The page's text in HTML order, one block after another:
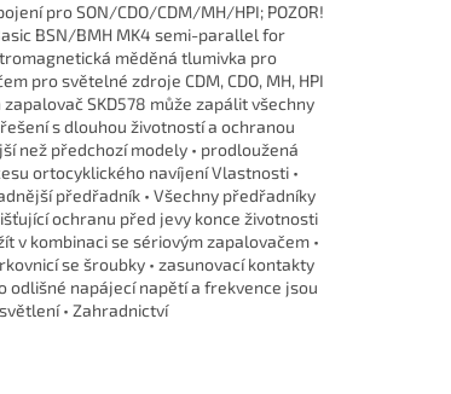
pro SON/CDO/CDM/MH/HPI; POZOR!
BSN/BMH MK4 semi-parallel for
měděná tlumivka pro
pro světelné zdroje CDM, CDO, MH, HPI
zapalovač SKD578 může zapálit všechny
s dlouhou životností a ochranou
než předchozí modely • prodloužená
ortocyklického navíjení Vlastnosti •
předřadník • Všechny předřadníky
ochranu před jevy konce životnosti
v kombinaci se sériovým zapalovačem •
se šroubky • zasunovací kontakty
odlišné napájecí napětí a frekvence jsou
• Zahradnictví